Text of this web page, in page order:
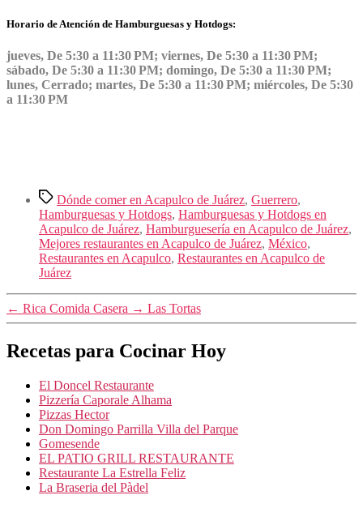
Horario de Atención de Hamburguesas y Hotdogs:
jueves, De 5:30 a 11:30 PM; viernes, De 5:30 a 11:30 PM;
sábado, De 5:30 a 11:30 PM; domingo, De 5:30 a 11:30 PM;
lunes, Cerrado; martes, De 5:30 a 11:30 PM; miércoles, De 5:30
a 11:30 PM
Etiquetas
Dónde comer en Acapulco de Juárez, Guerrero,
Hamburguesas y Hotdogs, Hamburguesas y Hotdogs en
Acapulco de Juárez, Hamburguesería en Acapulco de Juárez,
Mejores restaurantes en Acapulco de Juárez, México,
Restaurantes en Acapulco, Restaurantes en Acapulco de
Juárez
← Rica Comida Casera → Las Tortas
Recetas para Cocinar Hoy
El Doncel Restaurante
Pizzería Caporale Alhama
Pizzas Hector
Don Domingo Parrilla Villa del Parque
Gomesende
EL PATIO GRILL RESTAURANTE
Restaurante La Estrella Feliz
La Braseria del Pàdel